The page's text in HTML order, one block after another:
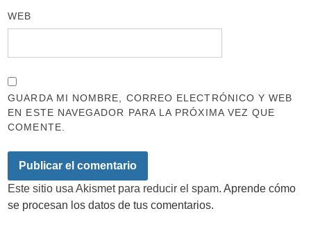
WEB
GUARDA MI NOMBRE, CORREO ELECTRÓNICO Y WEB
EN ESTE NAVEGADOR PARA LA PRÓXIMA VEZ QUE
COMENTE.
Este sitio usa Akismet para reducir el spam.Aprende cómo
se procesan los datos de tus comentarios.